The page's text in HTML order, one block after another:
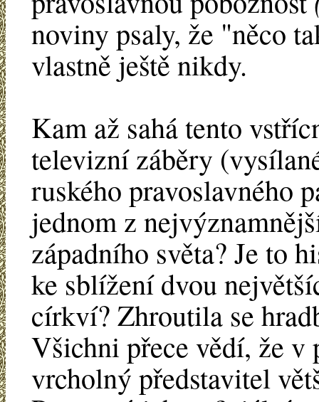
noviny psaly, že "něco
vlastně ještě nikdy.
Kam až sahá tento
televizní záběry
ruského pravoslavného
jednom z
západního světa? Je to
ke sblížení dvou
církví? Zhroutila se
Všichni přece vědí, že v
vrcholný představitel